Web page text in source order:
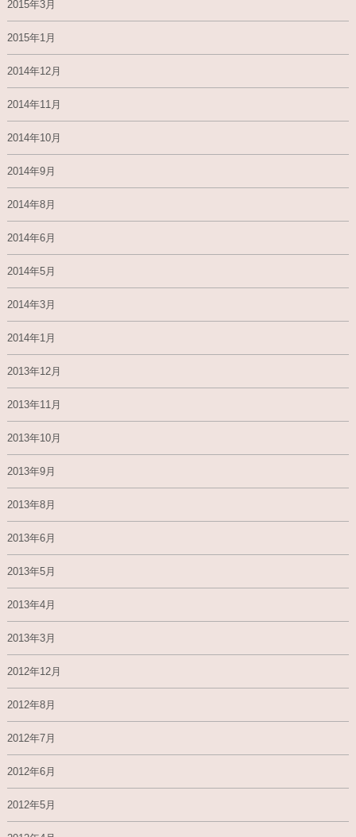
2015年3月
2015年1月
2014年12月
2014年11月
2014年10月
2014年9月
2014年8月
2014年6月
2014年5月
2014年3月
2014年1月
2013年12月
2013年11月
2013年10月
2013年9月
2013年8月
2013年6月
2013年5月
2013年4月
2013年3月
2012年12月
2012年8月
2012年7月
2012年6月
2012年5月